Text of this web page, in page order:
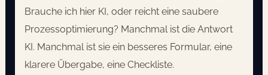
Brauche ich hier KI, oder reicht eine saubere
Prozessoptimierung? Manchmal ist die Antwort
KI. Manchmal ist sie ein besseres Formular, eine
klarere Übergabe, eine Checkliste.